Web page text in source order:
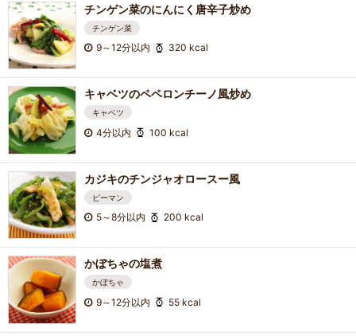
チンゲン菜のにんにく唐辛子炒め
チンゲン菜
9～12分以内 320 kcal
キャベツのペペロンチーノ風炒め
キャベツ
4分以内 100 kcal
カジキのチンジャオロースー風
ピーマン
5～8分以内 200 kcal
かぼちゃの塩煮
かぼちゃ
9～12分以内 55 kcal